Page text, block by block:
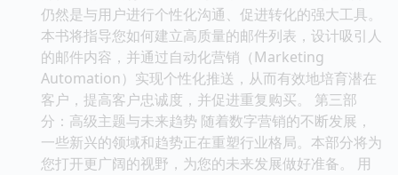
仍然是与用户进行个性化沟通、促进转化的强大工具。
本书将指导您如何建立高质量的邮件列表，设计吸引人
的邮件内容，并通过自动化营销（Marketing
Automation）实现个性化推送，从而有效地培育潜在
客户，提高客户忠诚度，并促进重复购买。 第三部
分：高级主题与未来趋势 随着数字营销的不断发展，
一些新兴的领域和趋势正在重塑行业格局。本部分将为
您打开更广阔的视野，为您的未来发展做好准备。 用